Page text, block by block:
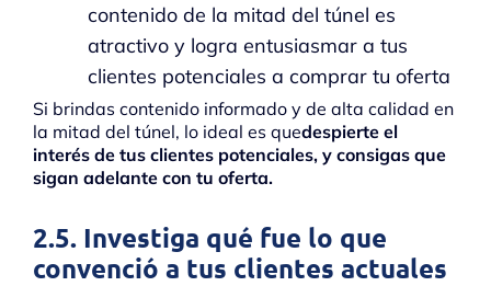
contenido de la mitad del túnel es
atractivo y logra entusiasmar a tus
clientes potenciales a comprar tu oferta
Si brindas contenido informado y de alta calidad en
la mitad del túnel, lo ideal es quedespierte el
interés de tus clientes potenciales, y consigas que
sigan adelante con tu oferta.
2.5. Investiga qué fue lo que
convenció a tus clientes actuales